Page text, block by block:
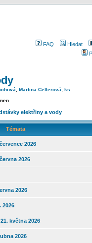
FAQ
Hledat
Martina Cellerová
ks
elektřiny a vody
Témata
2026
2026
2026
2026
května 2026
2026